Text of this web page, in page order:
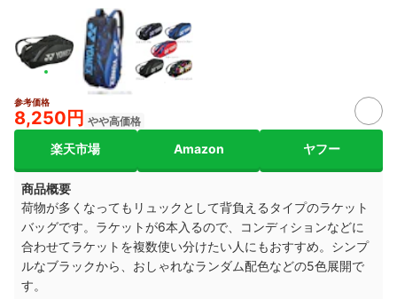
参考価格
8,250円 やや高価格
楽天市場 Amazon ヤフー
商品概要
荷物が多くなってもリュックとして背負えるタイプのラケット
バッグです。ラケットが6本入るので、コンディションなどに
合わせてラケットを複数使い分けたい人にもおすすめ。シンプ
ルなブラックから、おしゃれなランダム配色などの5色展開で
す。